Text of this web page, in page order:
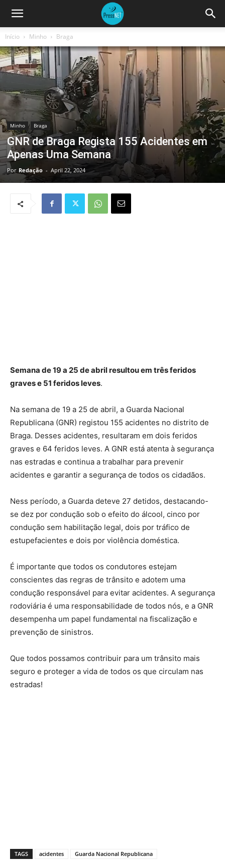
Início Minho Braga
Minho Braga
GNR de Braga Regista 155 Acidentes em
Apenas Uma Semana
Por Redação - April 22, 2024
Semana de 19 a 25 de abril resultou em três feridos
graves e 51 feridos leves.
Na semana de 19 a 25 de abril, a Guarda Nacional
Republicana (GNR) registou 155 acidentes no distrito de
Braga. Desses acidentes, resultaram em dois feridos
graves e 64 feridos leves. A GNR está atenta à segurança
nas estradas e continua a trabalhar para prevenir
acidentes e garantir a segurança de todos os cidadãos.
Ness período, a Guarda deteve 27 detidos, destacando-
se dez por condução sob o efeito do álcool, cinco por
condução sem habilitação legal, dois por tráfico de
estupefacientes e dois por violência doméstica.
É importante que todos os condutores estejam
conscientes das regras de trânsito e adotem uma
condução responsável para evitar acidentes. A segurança
rodoviária é uma responsabilidade de todos nós, e a GNR
desempenha um papel fundamental na fiscalização e
prevenção de sinistros.
Que todos possamos contribuir para um trânsito mais
seguro e proteger a vida de todos os que circulam nas
estradas!
TAGS acidentes Guarda Nacional Republicana